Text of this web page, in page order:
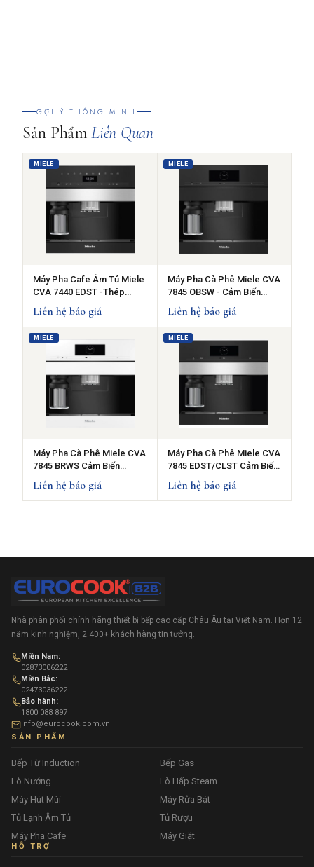
GỢI Ý THÔNG MINH
Sản PhẩmLiên Quan
MIELE
Máy Pha Cafe Âm Tủ Miele
CVA 7440 EDST -Thép
không gỉ
Liên hệ báo giá
MIELE
Máy Pha Cà Phê Miele CVA
7845 OBSW - Cảm Biến
Thông Minh
Liên hệ báo giá
MIELE
Máy Pha Cà Phê Miele CVA
7845 BRWS Cảm Biến
Thông Minh
Liên hệ báo giá
MIELE
Máy Pha Cà Phê Miele CVA
7845 EDST/CLST Cảm Biến
Thông Minh
Liên hệ báo giá
Nhà phân phối chính hãng thiết bị bếp cao cấp Châu Âu tại Việt Nam. Hơn 12
năm kinh nghiệm, 2.400+ khách hàng tin tưởng.
Miền Nam:
02873006222
Miền Bắc:
02473036222
Bảo hành:
1800 088 897
info@eurocook.com.vn
SẢN PHẨM
Bếp Từ Induction
Bếp Gas
Lò Nướng
Lò Hấp Steam
Máy Hút Mùi
Máy Rửa Bát
Tủ Lạnh Âm Tủ
Tủ Rượu
Máy Pha Cafe
Máy Giặt
HỖ TRỢ